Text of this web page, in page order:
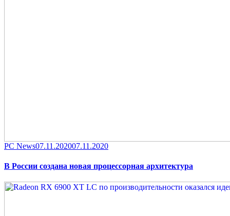
Category
PC NewsPosted
07.11.202007.11.2020
В России создана новая процессорная архитектура